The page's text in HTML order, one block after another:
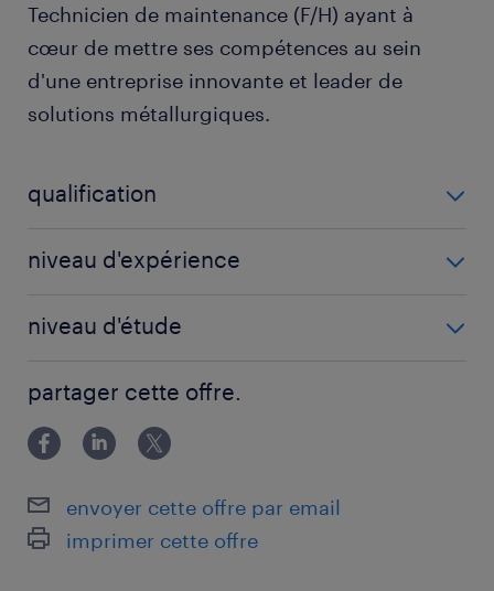
Technicien de maintenance (F/H) ayant à
cœur de mettre ses compétences au sein
d'une entreprise innovante et leader de
solutions métallurgiques.
qualification
niveau d'expérience
niveau d'étude
partager cette offre.
envoyer cette offre par email
imprimer cette offre